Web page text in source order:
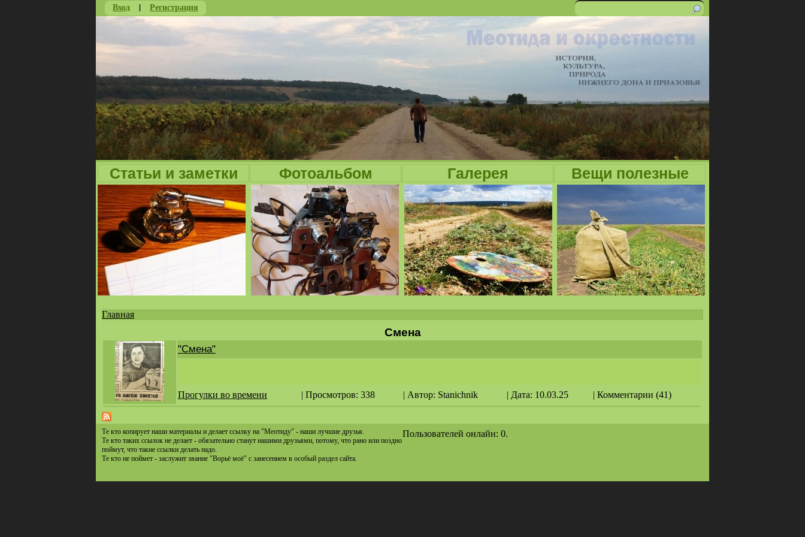
Вход | Регистрация
Форма
поиска
Поиск
Статьи и заметки Фотоальбом Галерея Вещи полезные
здесь
Главная
Смена
"Смена"
Прогулки во времени | Просмотров: 338 | Автор: Stanichnik | Дата: 10.03.25 | Комментарии (41)
Те кто копирует наши материалы и делает ссылку на "Меотиду" - наши лучшие друзья.
Те кто таких ссылок не делает - обязательно станут нашими друзьями, потому, что рано или поздно
поймут, что такие ссылки делать надо.
Те кто не поймет - заслужит звание "Ворьё моё" с занесением в особый раздел сайта.
Пользователей онлайн: 0.